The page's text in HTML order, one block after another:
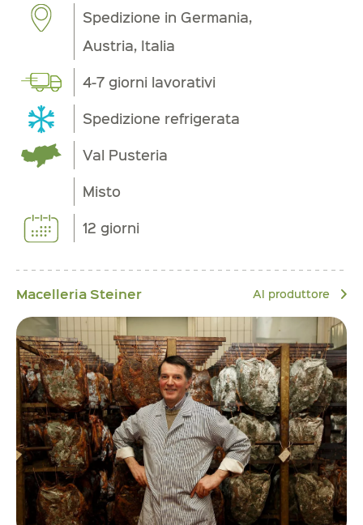
Spedizione in Germania,
Austria, Italia
4-7 giorni lavorativi
Spedizione refrigerata
Val Pusteria
Misto
12 giorni
Macelleria Steiner Al produttore